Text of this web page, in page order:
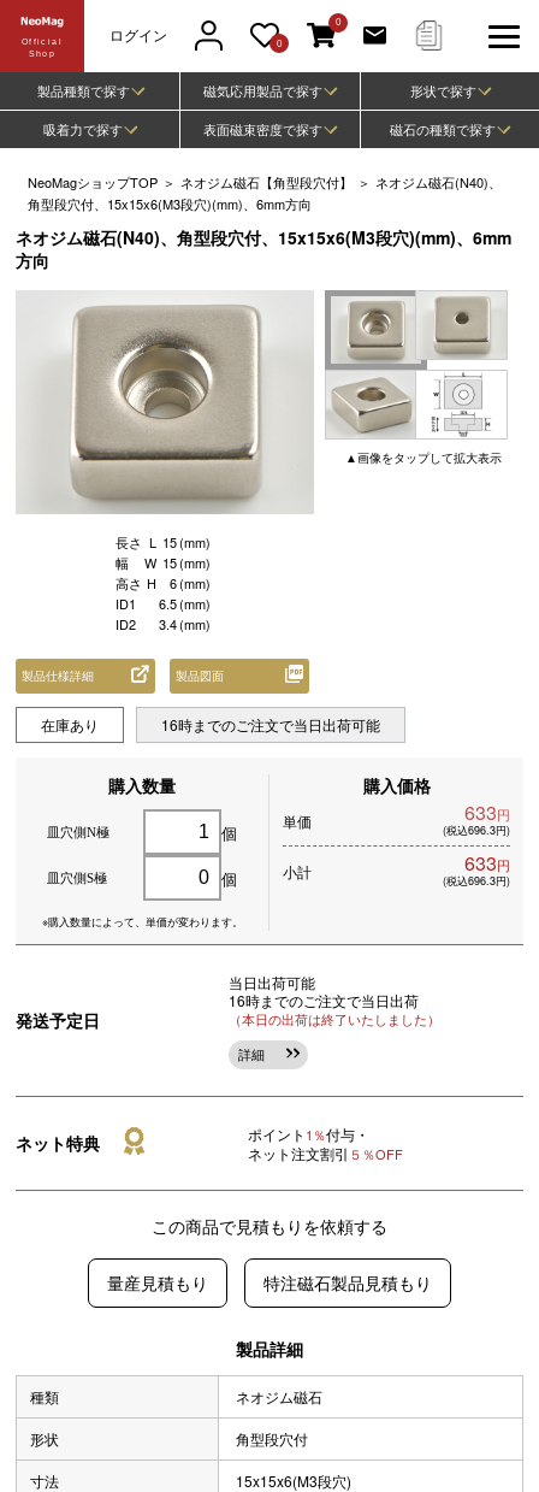
Official
Shop
ログイン 0
0
製品種類で探す 磁気応用製品で探す
形状で探す
吸着力で探す
表面磁束密度で探す 磁石の種類で探す
NeoMagショップTOP ＞ ネオジム磁石【角型段穴付】 ＞ ネオジム磁石(N40)、
角型段穴付、15x15x6(M3段穴)(mm)、6mm方向
ネオジム磁石(N40)、角型段穴付、15x15x6(M3段穴)(mm)、6mm
方向
▲画像をタップして拡大表示
長さ L 15(mm)
幅
W 15(mm)
高さ H 6(mm)
ID1
6.5(mm)
ID2
3.4(mm)
製品仕様詳細 製品図面
在庫あり 16時までのご注文で当日出荷可能
購入数量
皿穴側N極 個
皿穴側S極 個
※購入数量によって、 単価が変わります。
購入価格
単価 633円
(税込696.3円)
小計 633円
(税込696.3円)
発送予定日
当日出荷可能
16時までのご注文で当日出荷
（本日の出荷は終了いたしました）
詳細
ネット特典 ポイント 1％付与・
ネット注文割引 ５％OFF
この商品で見積もりを依頼する
量産見積もり 特注磁石製品見積もり
製品詳細
種類 ネオジム磁石
形状 角型段穴付
寸法 15x15x6(M3段穴)